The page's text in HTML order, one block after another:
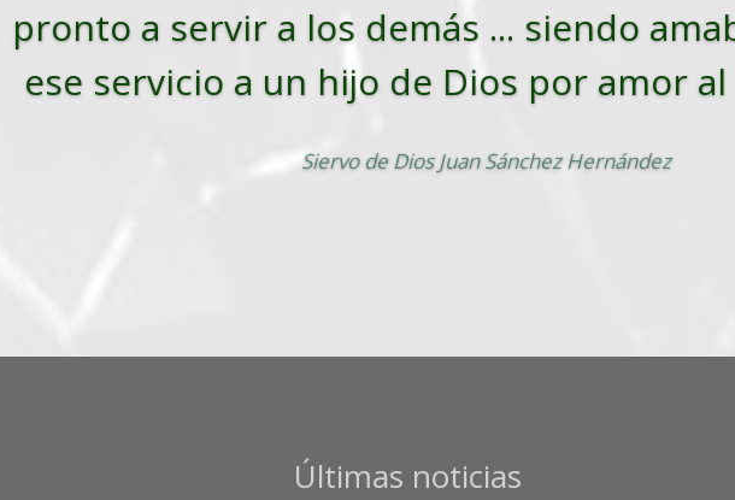
pronto a servir a los demás ... siendo
ese servicio a un hijo de Dios por amor
Siervo de Dios Juan Sánchez Hernández
Últimas noticias